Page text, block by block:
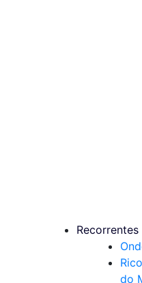
Recorrentes
do